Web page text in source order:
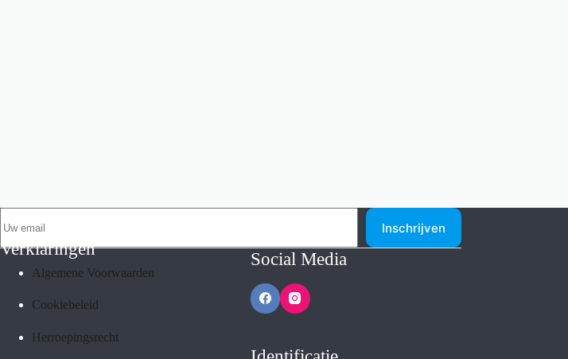
Inschrijven
Verklaringen
Algemene Voorwaarden
Cookiebeleid
Herroepingsrecht
Social Media